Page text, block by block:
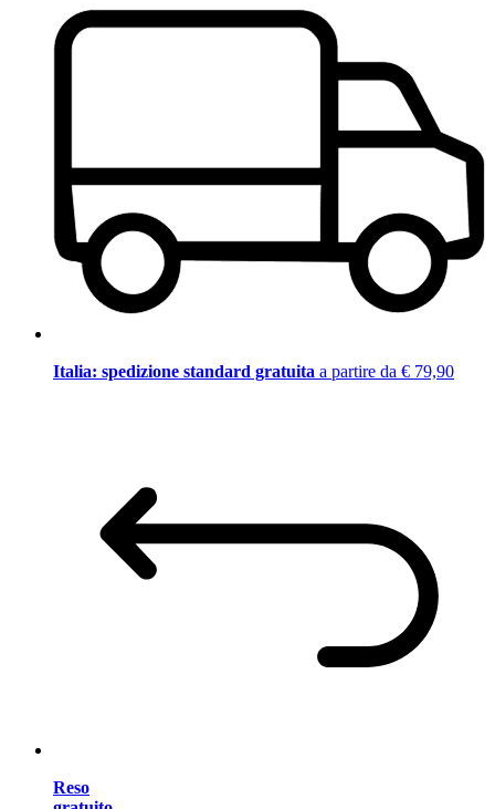
Italia: spedizione standard gratuita a partire da € 79,90
Reso